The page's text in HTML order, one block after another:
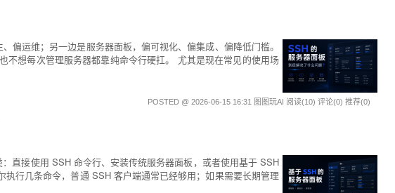
偏运维；另一边是服务器面板，偏可视化、偏集成、偏降低门槛。
想每次管理服务器都靠纯命令行硬扛。 尤其是现在常见的使用场
POSTED @ 2026-06-15 16:31 图图玩AI 阅读(10) 评论(0) 推荐(0)
直接使用 SSH 命令行、安装传统服务器面板，或者使用基于 SSH
行几条命令，普通 SSH 客户端通常已经够用；如果需要长期管理